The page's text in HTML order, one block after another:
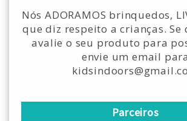
Nós ADORAMOS brinquedos,
que diz respeito a crianças. Se
avalie o seu produto para
envie um email para
Parceiros